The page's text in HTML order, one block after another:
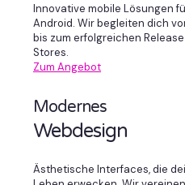
Innovative mobile Lösungen
Android. Wir begleiten dich
bis zum erfolgreichen
Stores.
Zum Angebot
Modernes
Webdesign
Ästhetische Interfaces, die